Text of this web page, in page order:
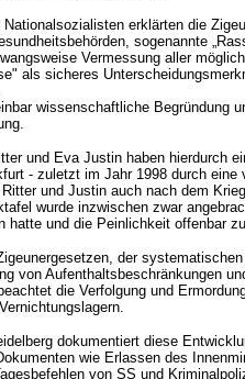
Nationalsozialisten erklärten die
sogenannte
Vermessung aller
als sicheres
wissenschaftliche Begründung
und Eva Justin haben hierdurch
- zuletzt im Jahr 1998 durch eine
und Justin auch nach dem
wurde inzwischen zwar
hatte und die Peinlichkeit offenbar
der
von Aufenthaltsbeschränkungen
die Verfolgung und
dokumentiert diese
wie Erlassen des
von SS und